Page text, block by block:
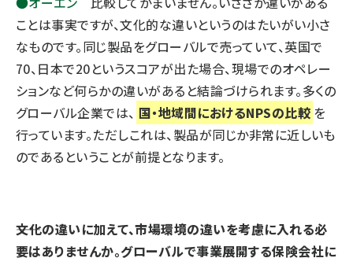
ことは事実ですが、文化的な違いというのはたいがい小さ
なものです。同じ製品をグローバルで売っていて、英国で
70、日本で20というスコアが出た場合、現場でのオペレー
ションなど何らかの違いがあると結論づけられます。多くの
グローバル企業では、 国・地域間におけるNPSの比較 を
行っています。ただしこれは、製品が同じか非常に近しいも
のであるということが前提となります。
――文化の違いに加えて、市場環境の違いを考慮に入れる必
要はありませんか。グローバルで事業展開する保険会社に